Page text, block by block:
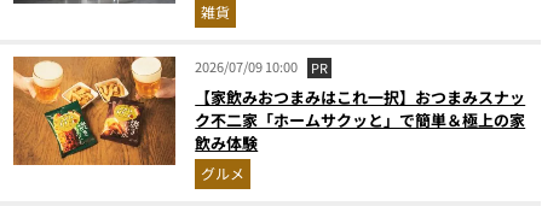
雑貨
2026/07/09 10:00 PR
【家飲みおつまみはこれ一択】おつまみスナッ
ク不二家「ホームサクッと」で簡単＆極上の家
飲み体験
グルメ